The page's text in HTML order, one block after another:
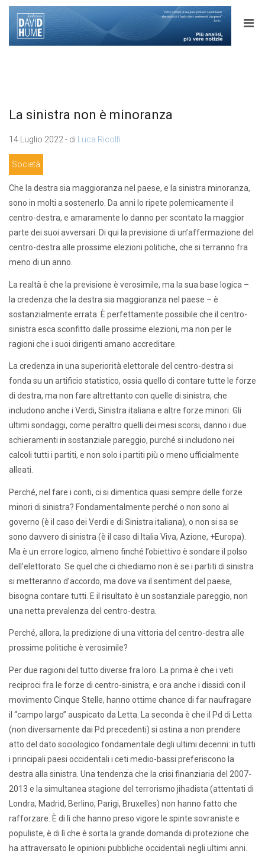
La sinistra non è minoranza
14 Luglio 2022 - di Luca Ricolfi
Società
Che la destra sia maggioranza nel paese, e la sinistra minoranza,
sono in molti a sostenerlo. Da anni lo ripete polemicamente il
centro-destra, e amaramente lo danno per scontato la maggior
parte dei suoi avversari. Di qui la previsione di un’affermazione del
centro-destra alle prossime elezioni politiche, che si terranno fra
meno di un anno.
La realtà è che la previsione è verosimile, ma la sua base logica –
la credenza che la destra sia maggioranza nel paese – è
sostanzialmente errata. È perfettamente possibile che il centro-
sinistra esca sconfitto dalle prossime elezioni, ma non per le
ragioni che i suoi dirigenti amano accreditare.
La credenza in una superiorità elettorale del centro-destra si
fonda su un artificio statistico, ossia quello di contare tutte le forze
di destra, ma non fare altrettanto con quelle di sinistra, che
includono anche i Verdi, Sinistra italiana e altre forze minori. Gli
ultimi sondaggi, come peraltro quelli dei mesi scorsi, danno i due
schieramenti in sostanziale pareggio, purché si includono nei
calcoli tutti i partiti, e non solo i partiti più o meno ufficialmente
alleati.
Perché, nel fare i conti, ci si dimentica quasi sempre delle forze
minori di sinistra? Fondamentalmente perché o non sono al
governo (è il caso dei Verdi e di Sinistra italiana), o non si sa se
sono davvero di sinistra (è il caso di Italia Viva, Azione, +Europa).
Ma è un errore logico, almeno finché l’obiettivo è sondare il polso
dell’elettorato. Se quel che ci chiediamo non è se i partiti di sinistra
si metteranno d’accordo, ma dove va il sentiment del paese,
bisogna contare tutti. E il risultato è un sostanziale pareggio, non
una netta prevalenza del centro-destra.
Perché, allora, la predizione di una vittoria del centro-destra alle
prossime politiche è verosimile?
Per due ragioni del tutto diverse fra loro. La prima è che i veti
reciproci fra le forze di centro-sinistra, e ora anche i dissidi con il
movimento Cinque Stelle, hanno ottime chance di far naufragare
il “campo largo” auspicato da Letta. La seconda è che il Pd di Letta
(non diversamente dai Pd precedenti) si ostina a non prendere
atto del dato sociologico fondamentale degli ultimi decenni: in tutti
i principali paesi occidentali i ceti medio-bassi preferiscono la
destra alla sinistra. Una tendenza che la crisi finanziaria del 2007-
2013 e la simultanea stagione del terrorismo jihadista (attentati di
Londra, Madrid, Berlino, Parigi, Bruxelles) non hanno fatto che
rafforzare. È di lì che hanno preso vigore le spinte sovraniste e
populiste, è di lì che è sorta la grande domanda di protezione che
ha attraversato le opinioni pubbliche occidentali negli ultimi anni.